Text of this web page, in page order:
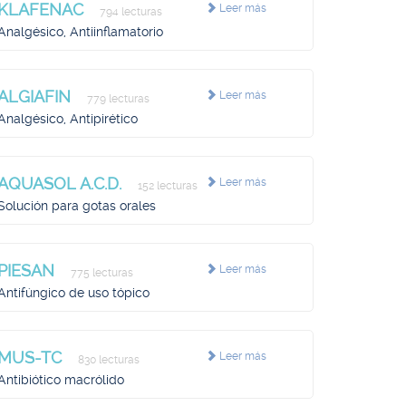
Leer más
794 lecturas
Antiinflamatorio
Leer más
779 lecturas
Antipirético
Leer más
A.C.D. 152 lecturas
para gotas orales
Leer más
775 lecturas
de uso tópico
Leer más
TC 830 lecturas
macrólido